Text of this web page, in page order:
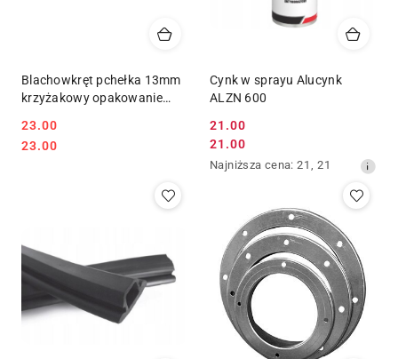
Blachowkręt pchełka 13mm
krzyżakowy opakowanie
Cena:
23.00
Cena:
23.00
Cynk w sprayu Alucynk
ALZN 600
Cena
21.00
Cena
promocyjna:
21.00
Najniższa
przed
obniżką
Najniższa cena: 21 21